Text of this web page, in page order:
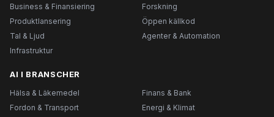
Business & Finansiering
Forskning
Produktlansering
Öppen källkod
Tal & Ljud
Agenter & Automation
Infrastruktur
AI I BRANSCHER
Hälsa & Läkemedel
Finans & Bank
Fordon & Transport
Energi & Klimat